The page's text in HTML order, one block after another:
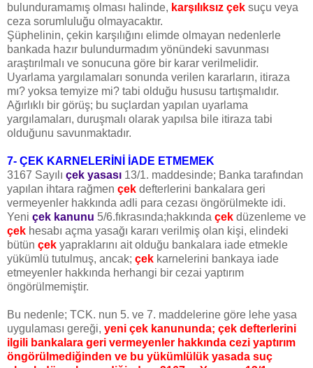
bulunduramamış olması halinde, karşılıksız çek suçu veya
ceza sorumluluğu olmayacaktır.
Şüphelinin, çekin karşılığını elimde olmayan nedenlerle
bankada hazır bulundurmadım yönündeki savunması
araştırılmalı ve sonucuna göre bir karar verilmelidir.
Uyarlama yargılamaları sonunda verilen kararların, itiraza
mı? yoksa temyize mi? tabi olduğu hususu tartışmalıdır.
Ağırlıklı bir görüş; bu suçlardan yapılan uyarlama
yargılamaları, duruşmalı olarak yapılsa bile itiraza tabi
olduğunu savunmaktadır.
7- ÇEK KARNELERİNİ İADE ETMEMEK
3167 Sayılı çek yasası 13/1. maddesinde; Banka tarafından
yapılan ihtara rağmen çek defterlerini bankalara geri
vermeyenler hakkında adli para cezası öngörülmekte idi.
Yeni çek kanunu 5/6.fıkrasında;hakkında çek düzenleme ve
çek hesabı açma yasağı kararı verilmiş olan kişi, elindeki
bütün çek yapraklarını ait olduğu bankalara iade etmekle
yükümlü tutulmuş, ancak; çek karnelerini bankaya iade
etmeyenler hakkında herhangi bir cezai yaptırım
öngörülmemiştir.
Bu nedenle; TCK. nun 5. ve 7. maddelerine göre lehe yasa
uygulaması gereği, yeni çek kanununda; çek defterlerini
ilgili bankalara geri vermeyenler hakkında cezi yaptırım
öngörülmediğinden ve bu yükümlülük yasada suç